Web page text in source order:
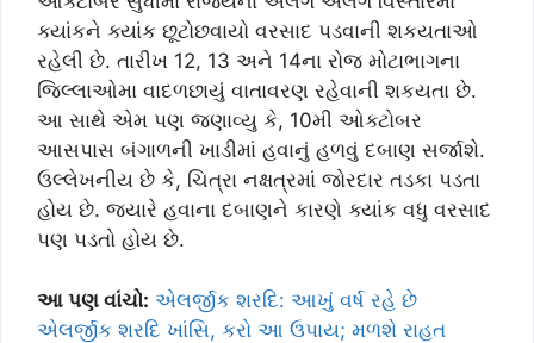
ક્યાંકને ક્યાંક છૂટોછવાયો વરસાદ પડવાની શકયતાઓ
રહેલી છે. તારીખ 12, 13 અને 14ના રોજ મોટાભાગના
જિલ્લાઓમા વાદળછાયું વાતાવરણ રહેવાની શકયતા છે.
આ સાથે એમ પણ જણાવ્યુ કે, 10મી ઓક્ટોબર
આસપાસ બંગાળની ખાડીમાં હવાનું હળવું દબાણ સર્જાશે.
ઉલ્લેખનીય છે કે, ચિત્રા નક્ષત્રમાં જોરદાર તડકા પડતા
હોય છે. જ્યારે હવાના દબાણને કારણે ક્યાંક વધુ વરસાદ
પણ પડતો હોય છે.
આ પણ વાંચો: એલર્જીક શરદિ: આખું વર્ષ રહે છે
એલર્જીક શરદિ ખાંસિ, કરો આ ઉપાય; મળશે રાહત